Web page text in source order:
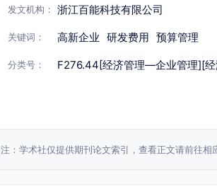
发文机构： 浙江百能科技有限公司
关键词： 高新企业 研发费用 预算管理
分类号： F276.44[经济管理—企业管理][
注：学术社仅提供期刊论文索引，查看正文请前往相